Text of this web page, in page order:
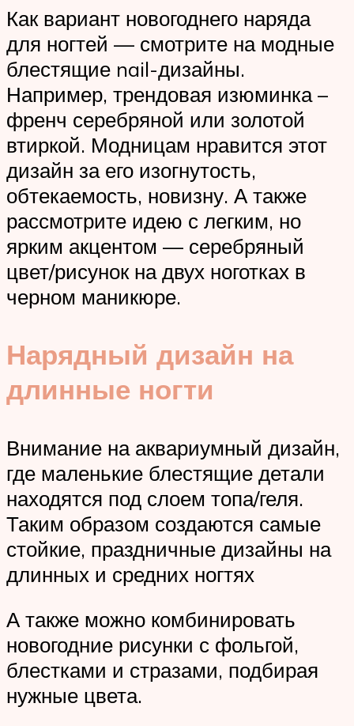
Как вариант новогоднего наряда
для ногтей — смотрите на модные
блестящие nail-дизайны.
Например, трендовая изюминка –
френч серебряной или золотой
втиркой. Модницам нравится этот
дизайн за его изогнутость,
обтекаемость, новизну. А также
рассмотрите идею с легким, но
ярким акцентом — серебряный
цвет/рисунок на двух ноготках в
черном маникюре.
Нарядный дизайн на
длинные ногти
Внимание на аквариумный дизайн,
где маленькие блестящие детали
находятся под слоем топа/геля.
Таким образом создаются самые
стойкие, праздничные дизайны на
длинных и средних ногтях
А также можно комбинировать
новогодние рисунки с фольгой,
блестками и стразами, подбирая
нужные цвета.